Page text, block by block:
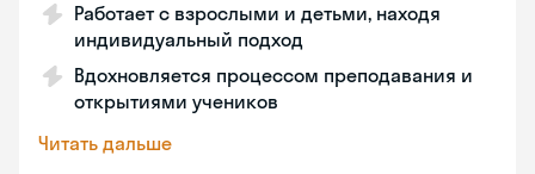
Работает с взрослыми и детьми, находя
индивидуальный подход
Вдохновляется процессом преподавания и
открытиями учеников
Читать дальше